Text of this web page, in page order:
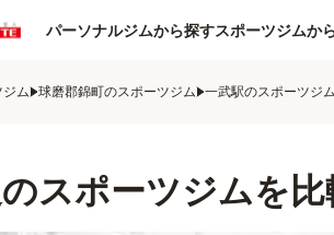
パーソナルジムから探すスポーツジムか
ム 球磨郡錦町のスポーツジム 一武駅のスポーツジム
スポーツジムを